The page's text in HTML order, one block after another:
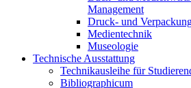
Management
Druck- und
Medientechnik
Museologie
Technische Ausstattung
Technikausleihe für
Bibliographicum